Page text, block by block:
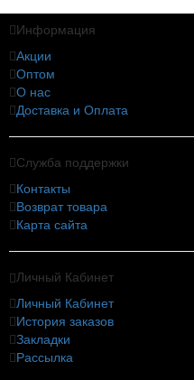
Информация
Акции
Оптом
О нас
Доставка и Оплата
Служба поддержки
Контакты
Возврат товара
Карта сайта
Личный Кабинет
Личный Кабинет
История заказов
Закладки
Рассылка